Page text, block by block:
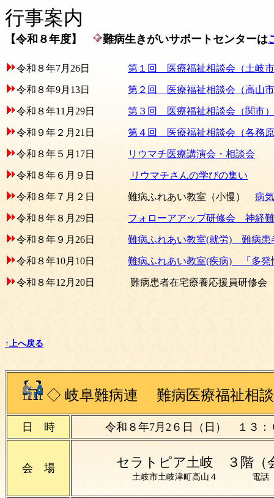
行事案内
【令和８年度】 難病生きがいサポートセンターは
令和８年7月26日 第１回 医療福祉相談会（土岐
令和８年9月13日 第２回 医療福祉相談会（高山
令和８年11月29日 第３回 医療福祉相談会（関市）
令和９ 年２月21日 第４回 医療福祉相談会（各務
令和８年５月17日 リウマチ医療講演会・相談会
令和８年６月９日 リウマチさんの学びの集い
令和８年７月２日 難病ふれあい教室（小慢） 病
令和８年８月29日 フォローアアップ研修会 神経
令和８年９月26日 難病ふれあい教室(就労) 難病患
令和８年10月10日 難病ふれあい教室(疾病) 「多発
令和８年12月20日 難病患者在宅療養応援員研修会
↑上へ戻る
◇ 岐阜難病連 難病医療福祉相
日 時 令和８年7月2６日（日） １３
会 場 セラトピア土岐 ３階（
土岐市土岐津町高山４ 電話 （０５